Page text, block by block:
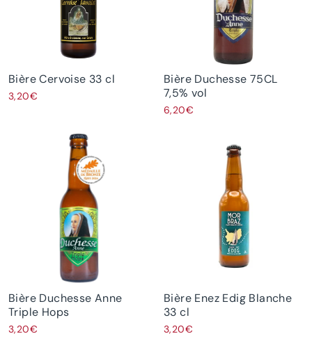
Bière Cervoise 33 cl
3,20€
Bière Duchesse 75CL
7,5% vol
6,20€
Bière Duchesse Anne
Triple Hops
3,20€
Bière Enez Edig Blanche
33 cl
3,20€